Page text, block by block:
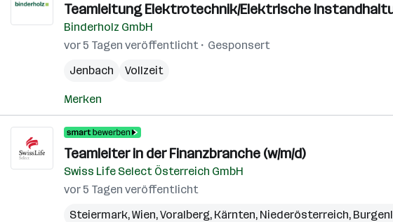
Teamleitung Elektrotechnik/Elektrische
Binderholz GmbH
vor 5 Tagen veröffentlicht
Gesponsert
Jenbach
Vollzeit
Merken
Teamleiter in der Finanzbranche (w/m/d)
Swiss Life Select Österreich GmbH
vor 5 Tagen veröffentlicht
Steiermark,Wien,Voralberg, Kärnten, Niederösterreich,